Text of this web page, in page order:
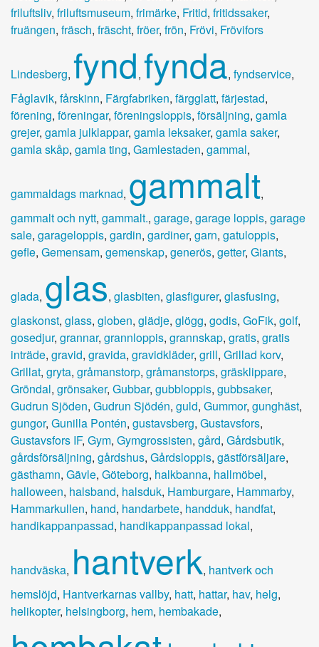
friluftsliv, friluftsmuseum, frimärke, Fritid, fritidssaker,
fruängen, fräsch, fräscht, fröer, frön, Frövi, Frövifors
Lindesberg, fynd, fynda, fyndservice,
Fåglavik, fårskinn, Färgfabriken, färgglatt, färjestad,
förening, föreningar, föreningsloppis, försäljning, gamla
grejer, gamla julklappar, gamla leksaker, gamla saker,
gamla skåp, gamla ting, Gamlestaden, gammal,
gammaldags marknad, gammalt,
gammalt och nytt, gammalt., garage, garage loppis, garage
sale, garageloppis, gardin, gardiner, garn, gatuloppis,
gefle, Gemensam, gemenskap, generös, getter, Giants,
glada, glas, glasbiten, glasfigurer, glasfusing,
glaskonst, glass, globen, glädje, glögg, godis, GoFik, golf,
gosedjur, grannar, grannloppis, grannskap, gratis, gratis
inträde, gravid, gravida, gravidkläder, grill, Grillad korv,
Grillat, gryta, gråmanstorp, gråmanstorps, gräsklippare,
Gröndal, grönsaker, Gubbar, gubbloppis, gubbsaker,
Gudrun Sjöden, Gudrun Sjödén, guld, Gummor, gunghäst,
gungor, Gunilla Pontén, gustavsberg, Gustavsfors,
Gustavsfors IF, Gym, Gymgrossisten, gård, Gårdsbutik,
gårdsförsäljning, gårdshus, Gårdsloppis, gästförsäljare,
gästhamn, Gävle, Göteborg, halkbanna, hallmöbel,
halloween, halsband, halsduk, Hamburgare, Hammarby,
Hammarkullen, hand, handarbete, handduk, handfat,
handikappanpassad, handikappanpassad lokal,
handväska, hantverk, hantverk och
hemslöjd, Hantverkarnas vallby, hatt, hattar, hav, helg,
helikopter, helsingborg, hem, hembakade,